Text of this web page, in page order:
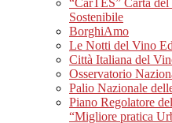
Sostenibile
BorghiAmo
Le Notti del Vino
Città Italiana del
Osservatorio
Palio Nazionale
Piano Regolatore
“Migliore pratica